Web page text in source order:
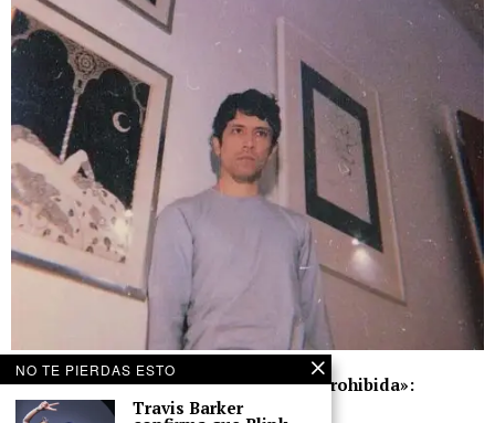
DOMΔ lanza su nuevo single «Puerta prohibida»:
misticismo pop y bajas revoluciones
NO TE PIERDAS ESTO
Travis Barker